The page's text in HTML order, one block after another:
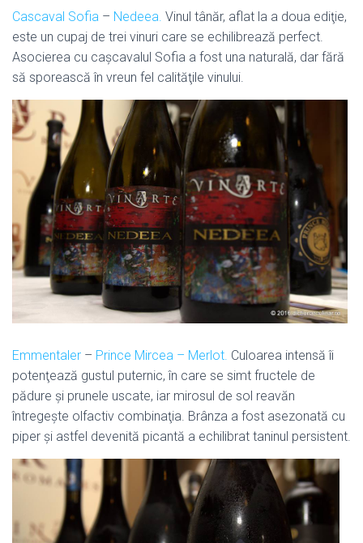
Cascaval Sofia – Nedeea. Vinul tânăr, aflat la a doua ediţie,
este un cupaj de trei vinuri care se echilibrează perfect.
Asocierea cu caşcavalul Sofia a fost una naturală, dar fără
să sporească în vreun fel calităţile vinului.
Emmentaler – Prince Mircea – Merlot. Culoarea intensă îi
potenţează gustul puternic, în care se simt fructele de
pădure şi prunele uscate, iar mirosul de sol reavăn
întregeşte olfactiv combinaţia. Brânza a fost asezonată cu
piper şi astfel devenită picantă a echilibrat taninul persistent.